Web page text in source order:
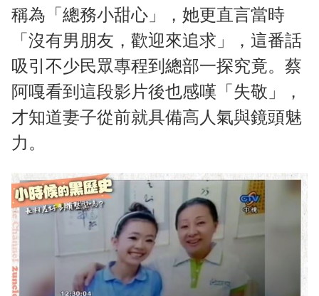
稱為「總務小甜心」，她更直言當時
「沒有男朋友，歡迎來追求」，這番話
吸引不少民眾專程到總部一探究竟。蔡
阿嘎看到這段影片後也感嘆「失敬」，
才知道妻子從前就具備高人氣與鏡頭魅
力。